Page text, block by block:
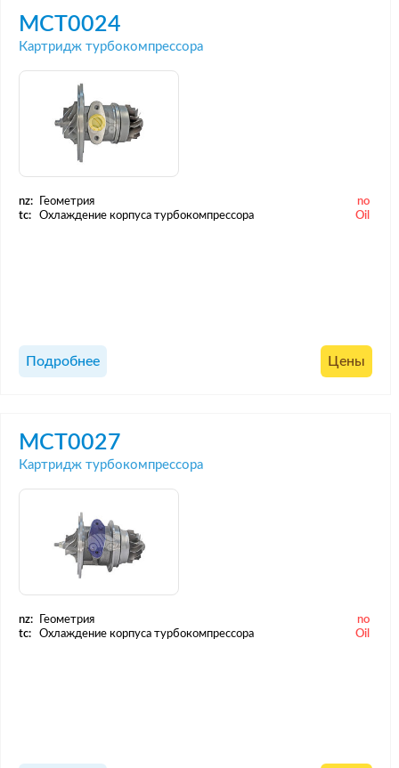
MCT0024
Картридж турбокомпрессора
nz: Геометрия
no
tc:
Охлаждение корпуса турбокомпрессора Oil
Подробнее Цены
MCT0027
Картридж турбокомпрессора
nz: Геометрия
no
tc:
Охлаждение корпуса турбокомпрессора Oil